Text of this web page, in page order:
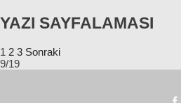
YAZI SAYFALAMASI
1 2 3 Sonraki
9/19